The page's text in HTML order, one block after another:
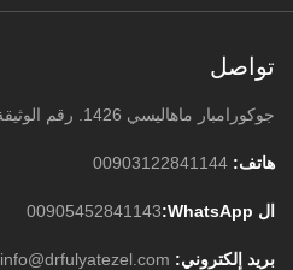
تواصل
جوكورامبار ماهاليسي 1426. رقم الوثيقة: 28 / أ أنقرة
هاتف: 00903122841144
ال WhatsApp: 00905452841143
بريد إلكتروني: info@drfulyatezel.com